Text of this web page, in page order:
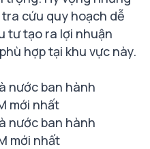
cứu quy hoạch dễ
tư tạo ra lợi nhuận
hợp tại khu vực này.
nước ban hành
mới nhất
nước ban hành
mới nhất